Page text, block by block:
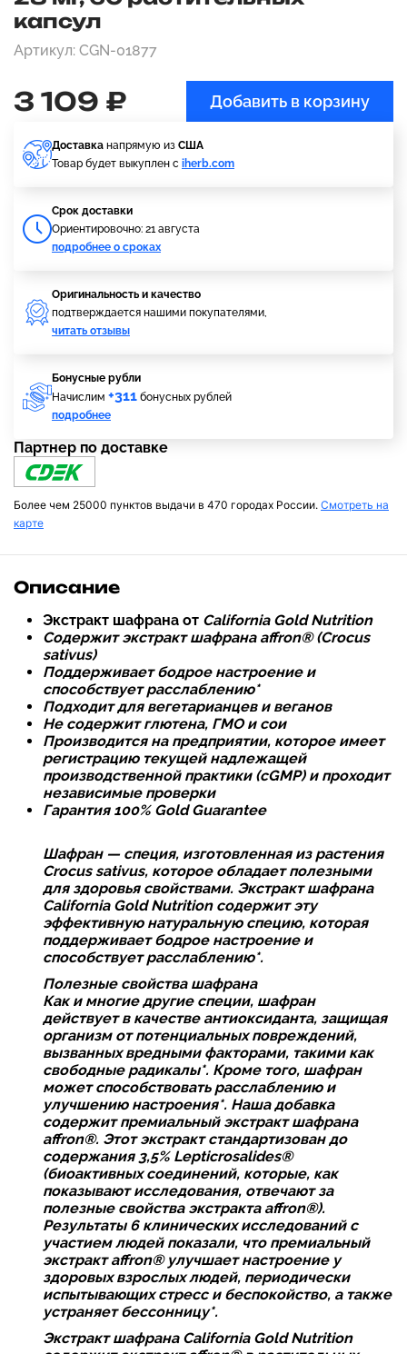
капсул
Артикул: CGN-01877
3 109 ₽ Добавить в корзину
Доставка напрямую из США
Товар будет выкуплен с iherb.com
Cрок доставки
Ориентировочно: 21 августа
подробнее о сроках
Оригинальность и качество
подтверждается нашими покупателями,
читать отзывы
Бонусные рубли
Начислим +311 бонусных рублей
подробнее
Партнер по доставке
Более чем 25000 пунктов выдачи в 470 городах России. Смотреть на
карте
Описание
Экстракт шафрана от California Gold Nutrition
Содержит экстракт шафрана affron® (Crocus
sativus)
Поддерживает бодрое настроение и
способствует расслаблению*
Подходит для вегетарианцев и веганов
Не содержит глютена, ГМО и сои
Производится на предприятии, которое имеет
регистрацию текущей надлежащей
производственной практики (cGMP) и проходит
независимые проверки
Гарантия 100% Gold Guarantee
Шафран — специя, изготовленная из растения
Crocus sativus, которое обладает полезными
для здоровья свойствами. Экстракт шафрана
California Gold Nutrition содержит эту
эффективную натуральную специю, которая
поддерживает бодрое настроение и
способствует расслаблению*.
Полезные свойства шафрана
Как и многие другие специи, шафран
действует в качестве антиоксиданта, защищая
организм от потенциальных повреждений,
вызванных вредными факторами, такими как
свободные радикалы*. Кроме того, шафран
может способствовать расслаблению и
улучшению настроения*. Наша добавка
содержит премиальный экстракт шафрана
affron®. Этот экстракт стандартизован до
содержания 3,5% Lepticrosalides®️
(биоактивных соединений, которые, как
показывают исследования, отвечают за
полезные свойства экстракта affron®).
Результаты 6 клинических исследований с
участием людей показали, что премиальный
экстракт affron® улучшает настроение у
здоровых взрослых людей, периодически
испытывающих стресс и беспокойство, а также
устраняет бессонницу*.
Экстракт шафрана California Gold Nutrition